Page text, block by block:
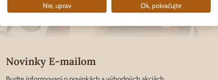
Novinky E-mailom
Nie, uprav Ok, pokračujte